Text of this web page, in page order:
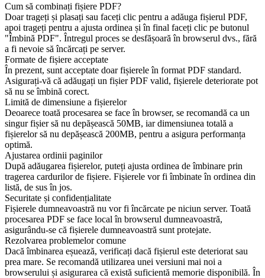
Cum să combinați fișiere PDF?
Doar trageți și plasați sau faceți clic pentru a adăuga fișierul PDF,
apoi trageți pentru a ajusta ordinea și în final faceți clic pe butonul
"Îmbină PDF". Întregul proces se desfășoară în browserul dvs., fără
a fi nevoie să încărcați pe server.
Formate de fișiere acceptate
În prezent, sunt acceptate doar fișierele în format PDF standard.
Asigurați-vă că adăugați un fișier PDF valid, fișierele deteriorate pot
să nu se îmbină corect.
Limită de dimensiune a fișierelor
Deoarece toată procesarea se face în browser, se recomandă ca un
singur fișier să nu depășească 50MB, iar dimensiunea totală a
fișierelor să nu depășească 200MB, pentru a asigura performanța
optimă.
Ajustarea ordinii paginilor
După adăugarea fișierelor, puteți ajusta ordinea de îmbinare prin
tragerea cardurilor de fișiere. Fișierele vor fi îmbinate în ordinea din
listă, de sus în jos.
Securitate și confidențialitate
Fișierele dumneavoastră nu vor fi încărcate pe niciun server. Toată
procesarea PDF se face local în browserul dumneavoastră,
asigurându-se că fișierele dumneavoastră sunt protejate.
Rezolvarea problemelor comune
Dacă îmbinarea eșuează, verificați dacă fișierul este deteriorat sau
prea mare. Se recomandă utilizarea unei versiuni mai noi a
browserului și asigurarea că există suficientă memorie disponibilă. În